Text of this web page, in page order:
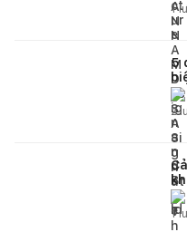
1
5
2
1